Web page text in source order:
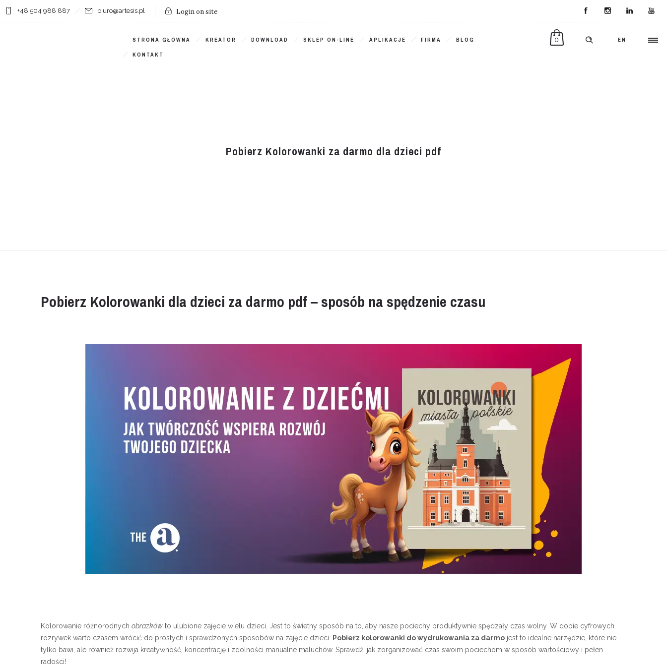
+48 504 988 887 biuro@artesis.pl Login on site
EN
0
STRONA GŁÓWNA KREATOR DOWNLOAD SKLEP ON-LINE APLIKACJE FIRMA BLOG
KONTAKT
Pobierz Kolorowanki za darmo dla dzieci pdf
Pobierz Kolorowanki dla dzieci za darmo pdf – sposób na spędzenie czasu
Kolorowanie różnorodnych obrazków to ulubione zajęcie wielu dzieci. Jest to świetny sposób na to, aby nasze pociechy produktywnie spędzały czas wolny. W dobie cyfrowych
rozrywek warto czasem wrócić do prostych i sprawdzonych sposobów na zajęcie dzieci.
Pobierz kolorowanki do wydrukowania za darmo jest to idealne narzędzie, które nie
tylko bawi, ale również rozwija kreatywność, koncentrację i zdolności manualne maluchów. Sprawdź, jak zorganizować czas swoim pociechom w sposób wartościowy i pełen
radości!